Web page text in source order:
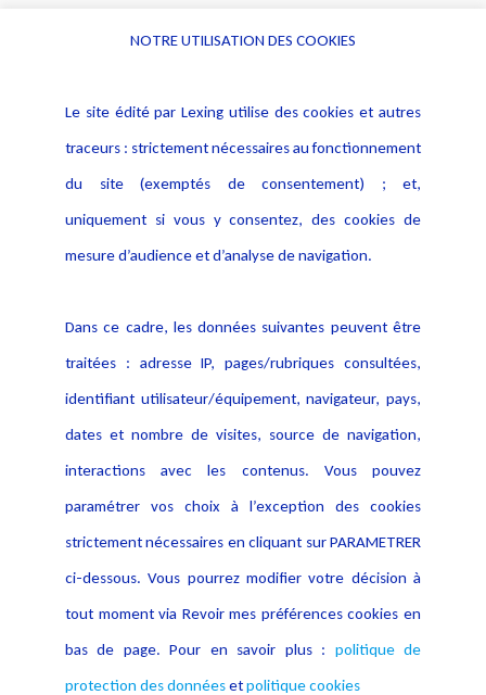
Alerte professionnelle
Déclaration d'accessibilité
Notice Légale
Politique de protection des
données
Publications
NOTRE UTILISATION DES COOKIES
Le site édité par Lexing utilise des cookies et autres
traceurs : strictement nécessaires au fonctionnement
du site (exemptés de consentement) ; et,
uniquement si vous y consentez, des cookies de
mesure d’audience et d’analyse de navigation.
Dans ce cadre, les données suivantes peuvent être
traitées : adresse IP, pages/rubriques consultées,
identifiant utilisateur/équipement, navigateur, pays,
dates et nombre de visites, source de navigation,
interactions avec les contenus. Vous pouvez
paramétrer vos choix à l’exception des cookies
strictement nécessaires en cliquant sur PARAMETRER
ci-dessous. Vous pourrez modifier votre décision à
tout moment via Revoir mes préférences cookies en
bas de page. Pour en savoir plus : politique de
protection des donnéesetpolitique cookies